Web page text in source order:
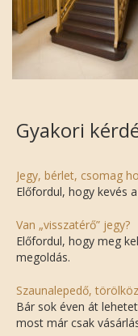
Gyakori
Jegy, bérlet, csomag
Előfordul, hogy kevés
Van „visszatérő” jegy?
Előfordul, hogy meg
megoldás.
Szaunalepedő,
Bár sok éven át
most már csak